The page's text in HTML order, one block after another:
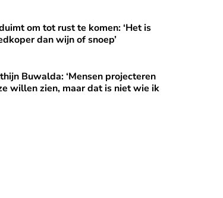
om tot rust te komen: ‘Het is stukken
om tot rust te komen: ‘Het is
dan wijn of snoep’
Buwalda: ‘Mensen projecteren op mij wat ze
Buwalda: ‘Mensen projecteren
willen zien, maar dat is niet wie ik